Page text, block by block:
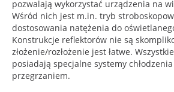
pozwalają wykorzystać urządzenia na
Wśród nich jest m.in. tryb
dostosowania natężenia do
Konstrukcje reflektorów nie są
złożenie/rozłożenie jest łatwe.
posiadają specjalne systemy
przegrzaniem.